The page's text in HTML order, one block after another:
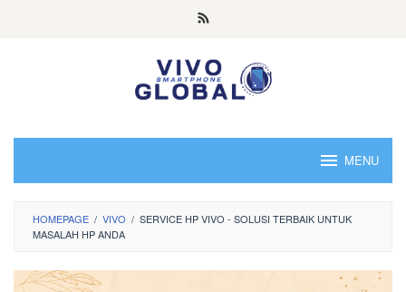
MENU
HOMEPAGE / VIVO / SERVICE HP VIVO - SOLUSI TERBAIK UNTUK
MASALAH HP ANDA